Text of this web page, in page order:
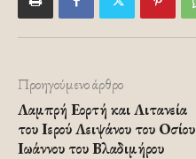
Προηγούμενο άρθρο
Λαμπρή Εορτή και Λιτανεία
του Ιερού Λειψάνου του Οσίου
Ιωάννου του Βλαδιμήρου